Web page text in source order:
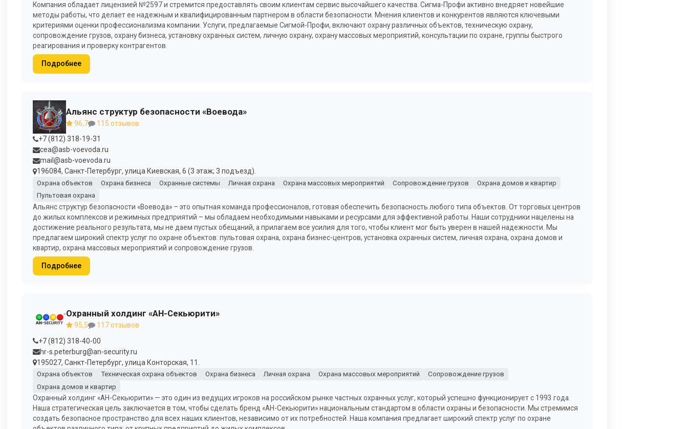
Компания обладает лицензией №2597 и стремится предоставлять своим клиентам сервис высочайшего качества. Сигма-Профи активно внедряет новейшие
методы работы, что делает ее надежным и квалифицированным партнером в области безопасности. Мнения клиентов и конкурентов являются ключевыми
критериями оценки профессионализма компании. Услуги, предлагаемые Сигмой-Профи, включают охрану различных объектов, техническую охрану,
сопровождение грузов, охрану бизнеса, установку охранных систем, личную охрану, охрану массовых мероприятий, консультации по охране, группы быстрого
реагирования и проверку контрагентов.
Подробнее
Альянс структур безопасности «Воевода»
96,7
115 отзывов
+7 (812) 318-19-31
cea@asb-voevoda.ru
mail@asb-voevoda.ru
196084, Санкт-Петербург, улица Киевская, 6 (3 этаж; 3 подъезд).
Охрана объектов Охрана бизнеса Охранные системы Личная охрана Охрана массовых мероприятий Сопровождение грузов
Охрана домов и квартир
Пультовая охрана
Альянс структур безопасности «Воевода» – это опытная команда профессионалов, готовая обеспечить безопасность любого типа объектов. От торговых центров
до жилых комплексов и режимных предприятий – мы обладаем необходимыми навыками и ресурсами для эффективной работы. Наши сотрудники нацелены на
достижение реального результата, мы не даем пустых обещаний, а прилагаем все усилия для того, чтобы клиент мог быть уверен в нашей надежности. Мы
предлагаем широкий спектр услуг по охране объектов: пультовая охрана, охрана бизнес-центров, установка охранных систем, личная охрана, охрана домов и
квартир, охрана массовых мероприятий и сопровождение грузов.
Подробнее
Охранный холдинг «АН-Секьюрити»
95,5
117 отзывов
+7 (812) 318-40-00
hr-s.peterburg@an-security.ru
195027, Санкт-Петербург, улица Конторская, 11.
Охрана объектов Техническая охрана объектов Охрана бизнеса Личная охрана Охрана массовых мероприятий
Сопровождение грузов
Охрана домов и квартир
Охранный холдинг «АН-Секьюрити» — это один из ведущих игроков на российском рынке частных охранных услуг, который успешно функционирует с 1993 года.
Наша стратегическая цель заключается в том, чтобы сделать бренд «АН-Секьюрити» национальным стандартом в области охраны и безопасности. Мы стремимся
создать безопасное пространство для всех наших клиентов, независимо от их потребностей. Наша компания предлагает широкий спектр услуг по охране